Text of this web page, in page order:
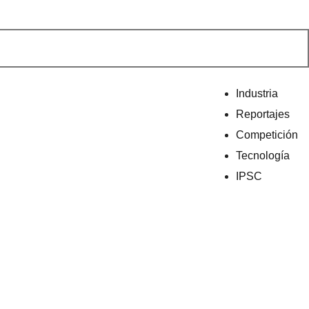
Industria
Reportajes
Competición
Tecnología
IPSC